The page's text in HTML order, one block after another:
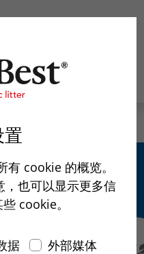
cookie 的概览。
，也可以显示更多信
cookie。
据
外部媒体